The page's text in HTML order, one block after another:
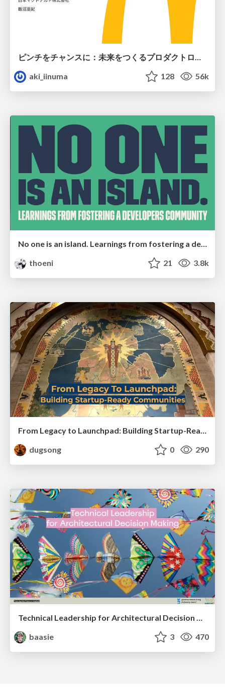
aki_iinuma
128 56k
No one is an island. Learnings from fostering a developers community.
thoeni
21 3.8k
From Legacy to Launchpad: Building Startup-Ready Communities
dugsong
0 290
baasie
3 470